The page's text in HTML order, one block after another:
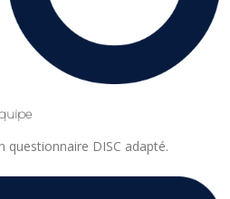
questionnaire DISC adapté.